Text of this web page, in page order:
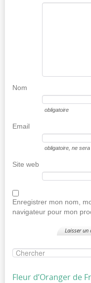
Nom
obligatoire
Email
obligatoire , ne
Site web
Enregistrer mon nom,
navigateur pour mon
Fleur d’Oranger de